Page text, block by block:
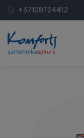
+37128724412